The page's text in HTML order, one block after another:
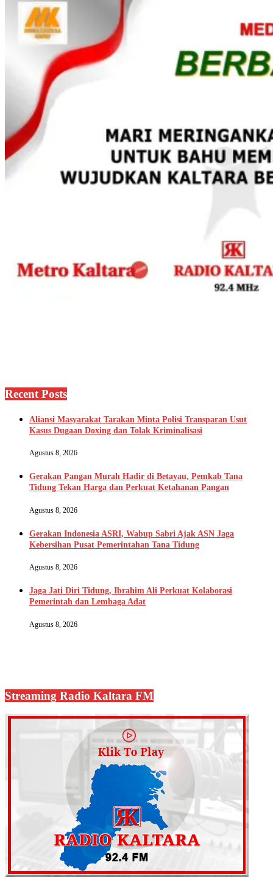
Recent Posts
Aliansi Masyarakat Tarakan Minta Polisi Transparan Usut
Kasus Dugaan Doxing dan Tolak Kriminalisasi
Agustus 8, 2026
Gerakan Pangan Murah Hadir di Betayau, Pemkab Tana
Tidung Tekan Harga dan Perkuat Ketahanan Pangan
Agustus 8, 2026
Gerakan Indonesia ASRI, Wabup Sabri Ajak ASN Jaga
Kebersihan Pusat Pemerintahan Tana Tidung
Agustus 8, 2026
Jaga Jati Diri Tidung, Ibrahim Ali Perkuat Kolaborasi
Pemerintah dan Lembaga Adat
Agustus 8, 2026
Streaming Radio Kaltara FM